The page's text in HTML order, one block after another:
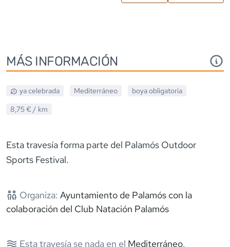
MÁS INFORMACIÓN
ya celebrada Mediterráneo
boya obligatoria
8,75 € / km
Esta travesía forma parte del Palamós Outdoor
Sports Festival.
Organiza: Ayuntamiento de Palamós con la
colaboración del Club Natación Palamós
Esta travesía se nada en el Mediterráneo.